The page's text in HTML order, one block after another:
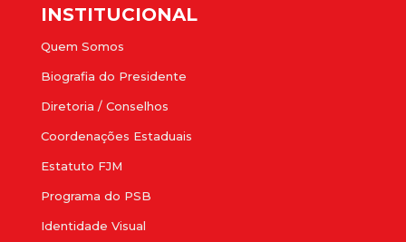
INSTITUCIONAL
Quem Somos
Biografia do Presidente
Diretoria / Conselhos
Coordenações Estaduais
Estatuto FJM
Programa do PSB
Identidade Visual